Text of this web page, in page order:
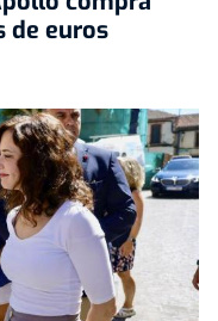
de euros